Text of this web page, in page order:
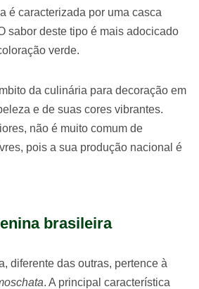
é caracterizada por uma casca
sabor deste tipo é mais adocicado
verde.
da culinária para decoração em
e de suas cores vibrantes.
não é muito comum de
pois a sua produção nacional é
brasileira
diferente das outras, pertence à
. A principal característica